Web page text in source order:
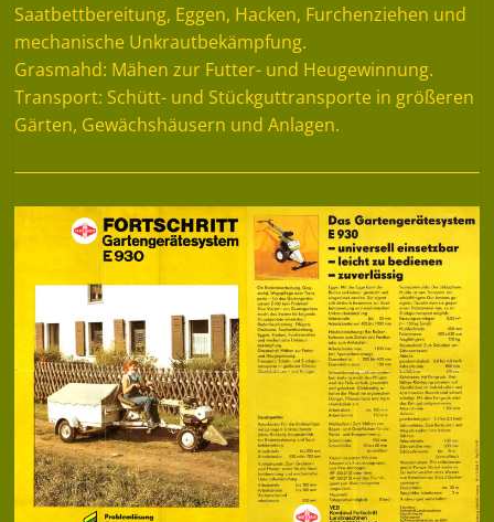
Saatbettbereitung, Eggen, Hacken, Furchenziehen und
mechanische Unkrautbekämpfung.
Grasmahd: Mähen zur Futter- und Heugewinnung.
Transport: Schütt- und Stückguttransporte in größeren
Gärten, Gewächshäusern und Anlagen.